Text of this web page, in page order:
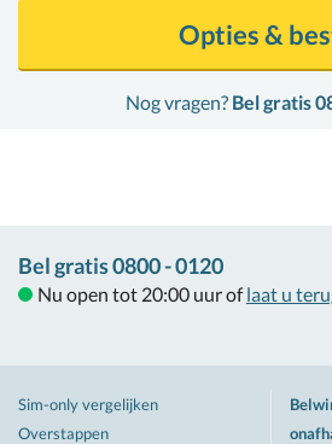
Nog vragen? Bel gratis
Opties &
Bel gratis 0800 - 0120
Nu open tot 20:00 uur of laat u
Sim-only vergelijken
Overstappen